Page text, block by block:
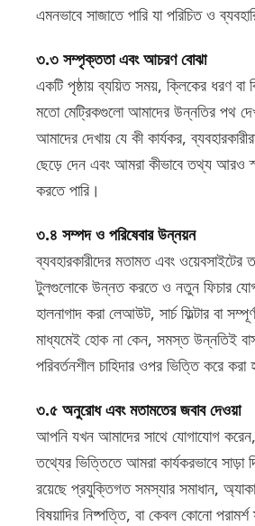
এমনভাবে সাজাতে পারি যা পরিচিত ও
৩.৩ সম্পৃক্ততা এবং আচরণ বোঝা
একটি পৃষ্ঠায় ব্যয়িত সময়, ক্লিকের ধরণ বা
মতো মেট্রিকগুলো আমাদের উন্নতির পথ
আমাদের দেখায় যে কী কার্যকর,
ছেড়ে দেন এবং আমরা কীভাবে তথ্য আরও
করতে পারি।
৩.৪ সম্পদ ও পরিষেবার উন্নয়ন
ব্যবহারকারীদের মতামত এবং ওয়েবসাইটের
টুলগুলোকে উন্নত করতে ও নতুন ফিচার
হালনাগাদ করা লেআউট, সার্চ ফিল্টার বা
মাধ্যমেই হোক না কেন, সমস্ত উন্নতিই
পরিবর্তনশীল চাহিদার ওপর ভিত্তি করে করা
৩.৫ অনুরোধ এবং মতামতের জবাব দেওয়া
আপনি যখন আমাদের সাথে যোগাযোগ
তথ্যের ভিত্তিতে আমরা কার্যকরভাবে সাড়া
রয়েছে প্রযুক্তিগত সমস্যার সমাধান,
বিষয়াদির নিষ্পত্তি, বা কেবল কোনো